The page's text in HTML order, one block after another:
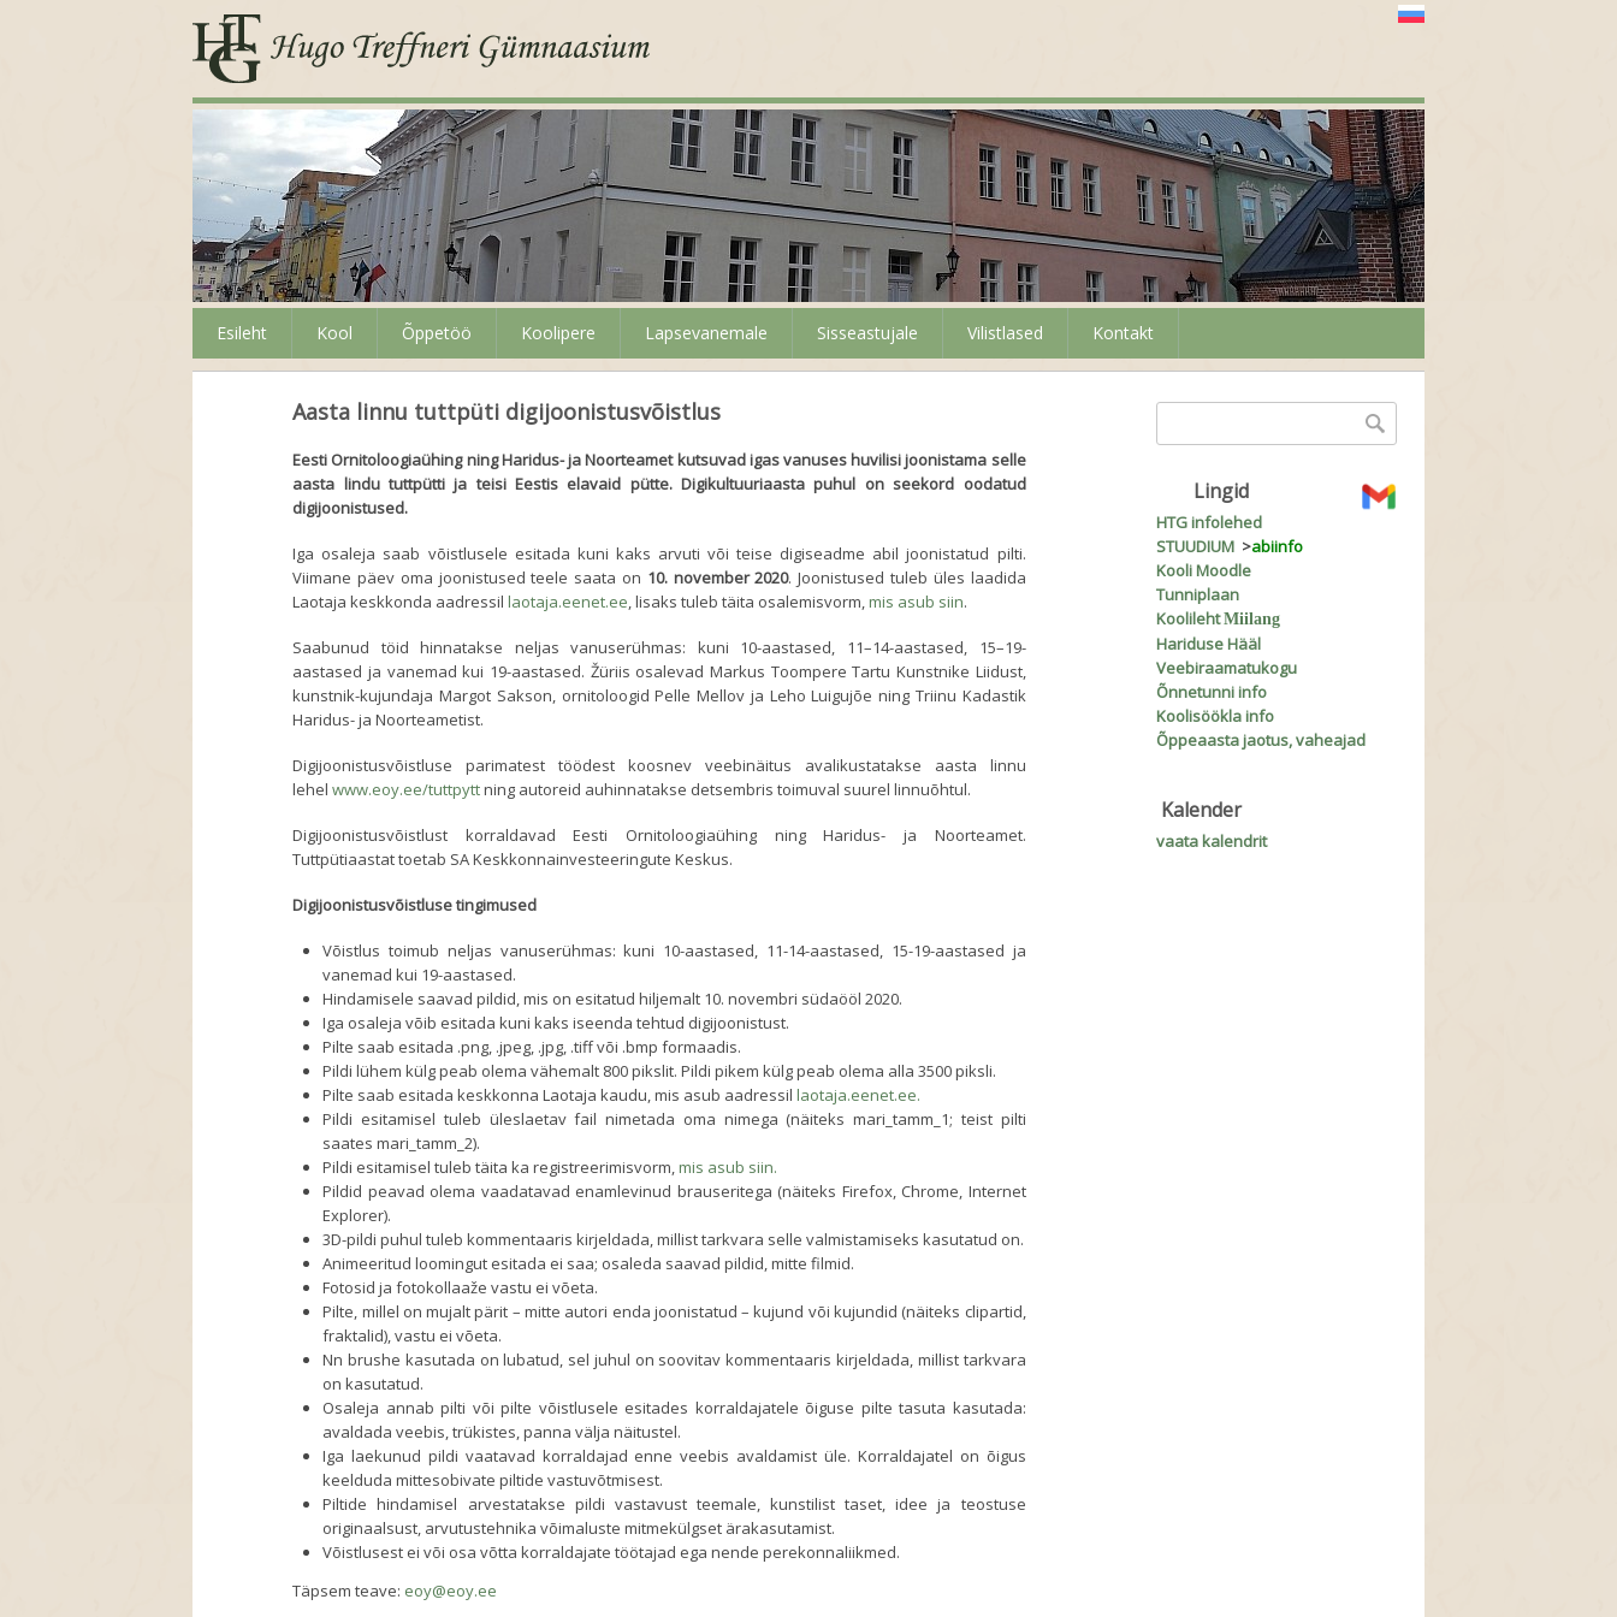
Esileht Kool Õppetöö Koolipere Lapsevanemale Sisseastujale Vilistlased Kontakt
Aasta linnu tuttpüti digijoonistusvõistlus
Eesti Ornitoloogiaühing ning Haridus- ja Noorteamet kutsuvad igas vanuses huvilisi joonistama selle
aasta lindu tuttpütti ja teisi Eestis elavaid pütte. Digikultuuriaasta puhul on seekord oodatud
digijoonistused.
Iga osaleja saab võistlusele esitada kuni kaks arvuti või teise digiseadme abil joonistatud pilti.
Viimane päev oma joonistused teele saata on 10. november 2020. Joonistused tuleb üles laadida
Laotaja keskkonda aadressillaotaja.eenet.ee, lisaks tuleb täita osalemisvorm,mis asub siin.
Saabunud töid hinnatakse neljas vanuserühmas: kuni 10-aastased, 11–14-aastased, 15–19-
aastased ja vanemad kui 19-aastased. Žüriis osalevad Markus Toompere Tartu Kunstnike Liidust,
kunstnik-kujundaja Margot Sakson, ornitoloogid Pelle Mellov ja Leho Luigujõe ning Triinu Kadastik
Haridus- ja Noorteametist.
Digijoonistusvõistluse parimatest töödest koosnev veebinäitus avalikustatakse aasta linnu
lehelwww.eoy.ee/tuttpyttning autoreid auhinnatakse detsembris toimuval suurel linnuõhtul.
Digijoonistusvõistlust korraldavad Eesti Ornitoloogiaühing ning Haridus- ja Noorteamet.
Tuttpütiaastat toetab SA Keskkonnainvesteeringute Keskus.
Digijoonistusvõistluse tingimused
Võistlus toimub neljas vanuserühmas: kuni 10-aastased, 11-14-aastased, 15-19-aastased ja
vanemad kui 19-aastased.
Hindamisele saavad pildid, mis on esitatud hiljemalt 10. novembri südaööl 2020.
Iga osaleja võib esitada kuni kaks iseenda tehtud digijoonistust.
Pilte saab esitada .png, .jpeg, .jpg, .tiff või .bmp formaadis.
Pildi lühem külg peab olema vähemalt 800 pikslit. Pildi pikem külg peab olema alla 3500 piksli.
Pilte saab esitada keskkonna Laotaja kaudu, mis asub aadressillaotaja.eenet.ee.
Pildi esitamisel tuleb üleslaetav fail nimetada oma nimega (näiteks mari_tamm_1; teist pilti
saates mari_tamm_2).
Pildi esitamisel tuleb täita ka registreerimisvorm,mis asub siin.
Pildid peavad olema vaadatavad enamlevinud brauseritega (näiteks Firefox, Chrome, Internet
Explorer).
3D-pildi puhul tuleb kommentaaris kirjeldada, millist tarkvara selle valmistamiseks kasutatud on.
Animeeritud loomingut esitada ei saa; osaleda saavad pildid, mitte filmid.
Fotosid ja fotokollaaže vastu ei võeta.
Pilte, millel on mujalt pärit – mitte autori enda joonistatud – kujund või kujundid (näiteks clipartid,
fraktalid), vastu ei võeta.
Nn brushe kasutada on lubatud, sel juhul on soovitav kommentaaris kirjeldada, millist tarkvara
on kasutatud.
Osaleja annab pilti või pilte võistlusele esitades korraldajatele õiguse pilte tasuta kasutada:
avaldada veebis, trükistes, panna välja näitustel.
Iga laekunud pildi vaatavad korraldajad enne veebis avaldamist üle. Korraldajatel on õigus
keelduda mittesobivate piltide vastuvõtmisest.
Piltide hindamisel arvestatakse pildi vastavust teemale, kunstilist taset, idee ja teostuse
originaalsust, arvutustehnika võimaluste mitmekülgset ärakasutamist.
Võistlusest ei või osa võtta korraldajate töötajad ega nende perekonnaliikmed.
Täpsem teave: eoy@eoy.ee
Otsinguvorm
Lingid
HTG infolehed
STUUDIUM >abiinfo
Kooli Moodle
Tunniplaan
KoolilehtMiilang
Hariduse Hääl
Veebiraamatukogu
Õnnetunni info
Koolisöökla info
Õppeaasta jaotus, vaheajad
Kalender
vaata kalendrit